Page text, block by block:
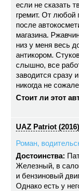
если не сказать
гремит. От любой
после
магазина.
низ у меня весь
антикором.
слышно, все
заводится сразу
никогда не
Стоит ли этот
UAZ Patriot (2016)
Роман,
Достоинства:
Железный, в
и бензиновый
Однако есть у